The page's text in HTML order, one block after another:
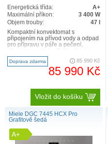
Energetická třída:
A+
Maximální příkon:
3 400 W
Objem trouby:
47 l
Kompaktní konvektomat s
připojením na přívod vody a odpad
pro přípravu v páře a pečení,
Velký textový displej s..
Doprava zdarma 85 990 Kč
85 990 Kč
Vložit do košíku
Miele DGC 7445 HCX Pro
Grafitově šedá
A+